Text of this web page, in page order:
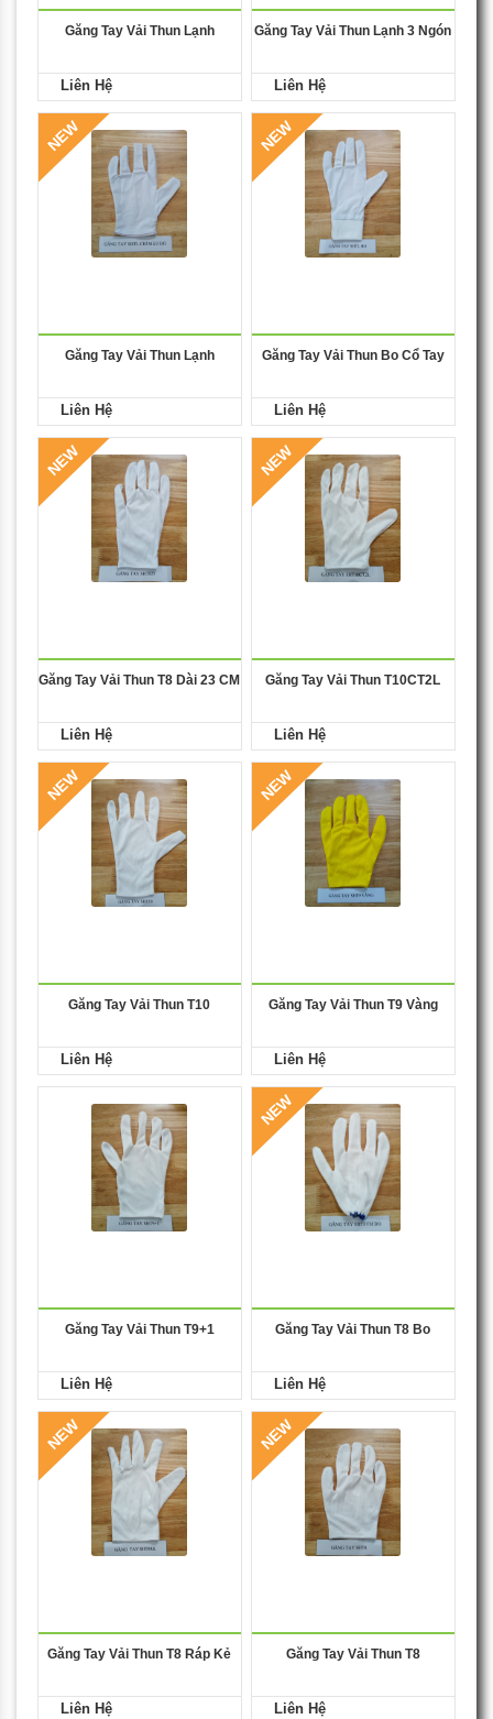
Găng Tay Vải Thun Lạnh
Liên Hệ
Găng Tay Vải Thun Lạnh 3 Ngón
Liên Hệ
NEW
Găng Tay Vải Thun Lạnh
Liên Hệ
NEW
Găng Tay Vải Thun Bo Cổ Tay
Liên Hệ
NEW
Găng Tay Vải Thun T8 Dài 23 CM
Liên Hệ
NEW
Găng Tay Vải Thun T10CT2L
Liên Hệ
NEW
Găng Tay Vải Thun T10
Liên Hệ
NEW
Găng Tay Vải Thun T9 Vàng
Liên Hệ
Găng Tay Vải Thun T9+1
Liên Hệ
NEW
Găng Tay Vải Thun T8 Bo
Liên Hệ
NEW
Găng Tay Vải Thun T8 Ráp Kẻ
Liên Hệ
NEW
Găng Tay Vải Thun T8
Liên Hệ